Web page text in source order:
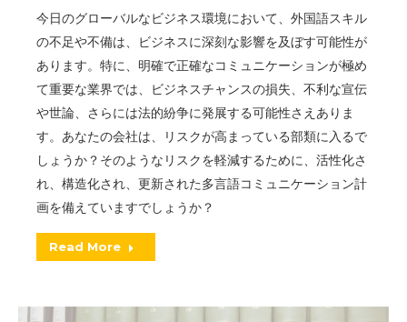
今日のグローバルなビジネス環境において、外国語スキル
の不足や不備は、ビジネスに深刻な影響を及ぼす可能性が
あります。特に、明確で正確なコミュニケーションが極め
て重要な業界では、ビジネスチャンスの損失、不利な宣伝
や世論、さらには法的紛争に発展する可能性さえありま
す。あなたの会社は、リスクが高まっている部類に入るで
しょうか？そのようなリスクを軽減するために、活性化さ
れ、構造化され、更新された多言語コミュニケーション計
画を備えていますでしょうか？
Read More